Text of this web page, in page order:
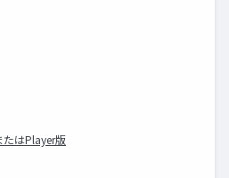
たはPlayer版